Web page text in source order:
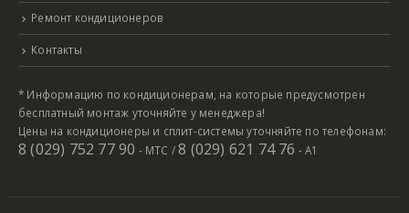
Ремонт кондиционеров
Контакты
* Информацию по кондиционерам, на которые предусмотрен
бесплатный монтаж уточняйте у менеджера!
Цены на кондиционеры и сплит-системы уточняйте по телефонам:
8 (029) 752 77 90 - МТС /8 (029) 621 74 76 - А1